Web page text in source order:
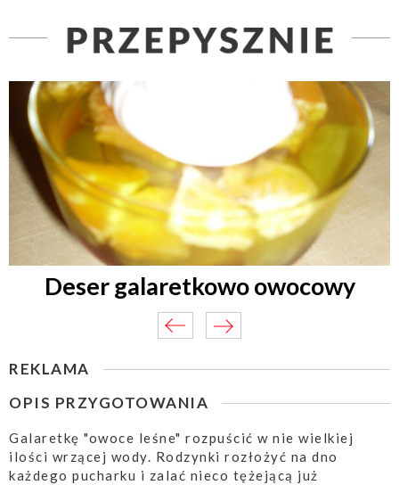
Deser galaretkowo owocowy
REKLAMA
OPIS PRZYGOTOWANIA
Galaretkę "owoce leśne" rozpuścić w nie wielkiej
ilości wrzącej wody. Rodzynki rozłożyć na dno
każdego pucharku i zalać nieco tężejącą już